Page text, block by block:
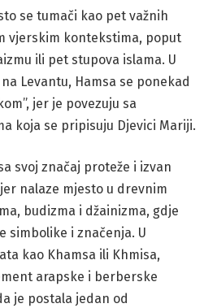
se tumači kao pet važnih
vjerskim kontekstima, poput
ili pet stupova islama. U
Levantu, Hamsa se ponekad
jer je povezuju sa
koja se pripisuju Djevici Mariji.
svoj značaj proteže i izvan
nalaze mjesto u drevnim
budizma i džainizma, gdje
simbolike i značenja. U
kao Khamsa ili Khmisa,
arapske i berberske
je postala jedan od